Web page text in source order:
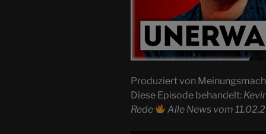
Produziert von
Diese Episode behandelt:
Rede
Alle News vom